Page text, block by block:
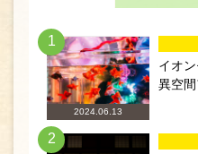
1
2024.06.13
イオ
異空
2